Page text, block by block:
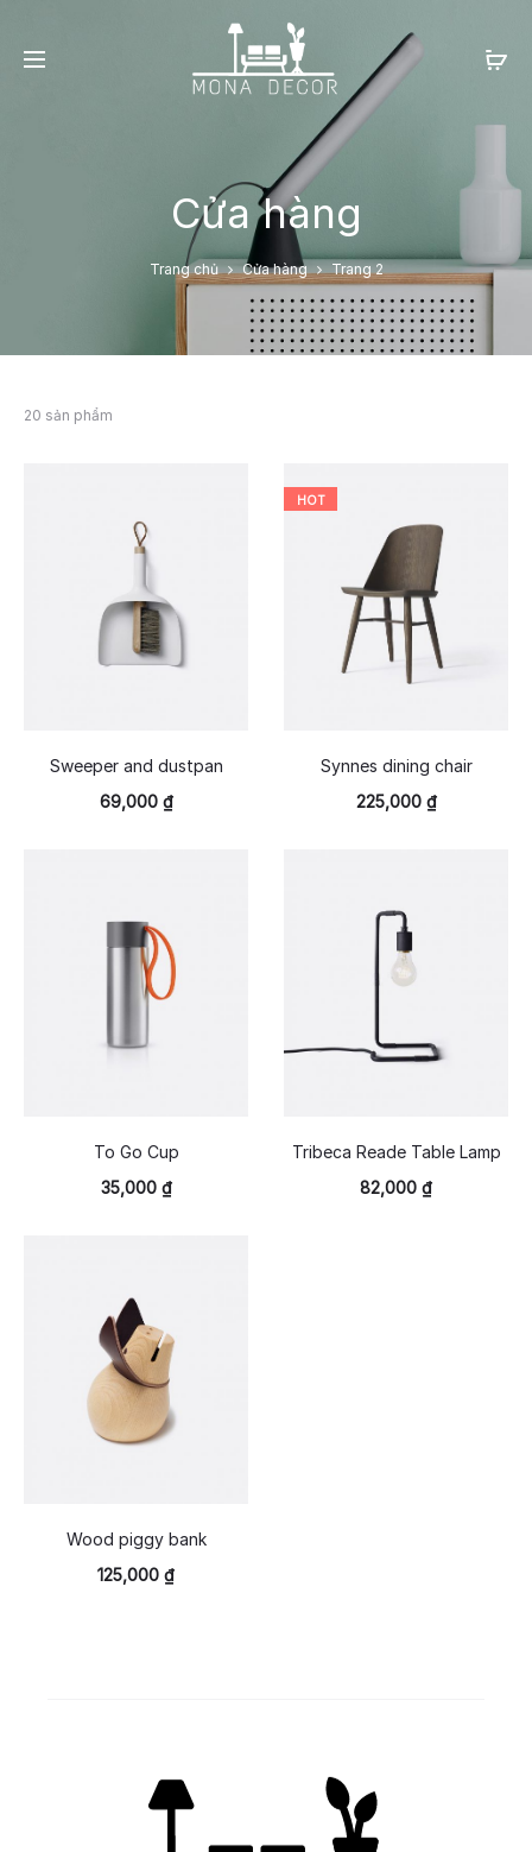
Cửa hàng
Trang chủ Cửa hàng Trang 2
20 sản phẩm
Sweeper and dustpan
69,000 ₫
HOT
Synnes dining chair
225,000 ₫
To Go Cup
35,000 ₫
Tribeca Reade Table Lamp
82,000 ₫
Wood piggy bank
125,000 ₫